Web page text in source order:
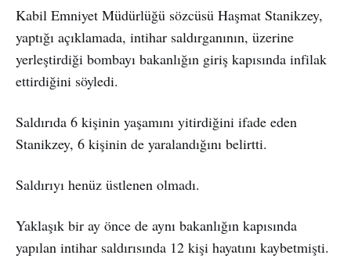
Kabil Emniyet Müdürlüğü sözcüsü Haşmat Stanikzey,
yaptığı açıklamada, intihar saldırganının, üzerine
yerleştirdiği bombayı bakanlığın giriş kapısında infilak
ettirdiğini söyledi.
Saldırıda 6 kişinin yaşamını yitirdiğini ifade eden
Stanikzey, 6 kişinin de yaralandığını belirtti.
Saldırıyı henüz üstlenen olmadı.
Yaklaşık bir ay önce de aynı bakanlığın kapısında
yapılan intihar saldırısında 12 kişi hayatını kaybetmişti.